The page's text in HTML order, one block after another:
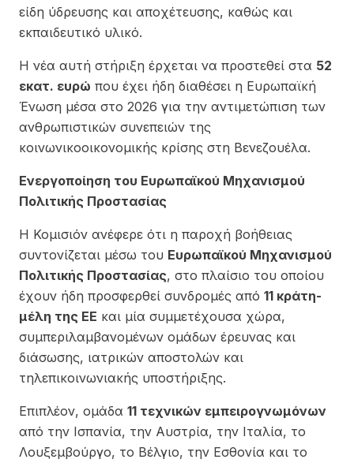
είδη ύδρευσης και αποχέτευσης, καθώς και
εκπαιδευτικό υλικό.
Η νέα αυτή στήριξη έρχεται να προστεθεί στα 52
εκατ. ευρώ που έχει ήδη διαθέσει η Ευρωπαϊκή
Ένωση μέσα στο 2026 για την αντιμετώπιση των
ανθρωπιστικών συνεπειών της
κοινωνικοοικονομικής κρίσης στη Βενεζουέλα.
Ενεργοποίηση του Ευρωπαϊκού Μηχανισμού
Πολιτικής Προστασίας
Η Κομισιόν ανέφερε ότι η παροχή βοήθειας
συντονίζεται μέσω του Ευρωπαϊκού Μηχανισμού
Πολιτικής Προστασίας, στο πλαίσιο του οποίου
έχουν ήδη προσφερθεί συνδρομές από 11 κράτη-
μέλη της ΕΕ και μία συμμετέχουσα χώρα,
συμπεριλαμβανομένων ομάδων έρευνας και
διάσωσης, ιατρικών αποστολών και
τηλεπικοινωνιακής υποστήριξης.
Επιπλέον, ομάδα 11 τεχνικών εμπειρογνωμόνων
από την Ισπανία, την Αυστρία, την Ιταλία, το
Λουξεμβούργο, το Βέλγιο, την Εσθονία και το